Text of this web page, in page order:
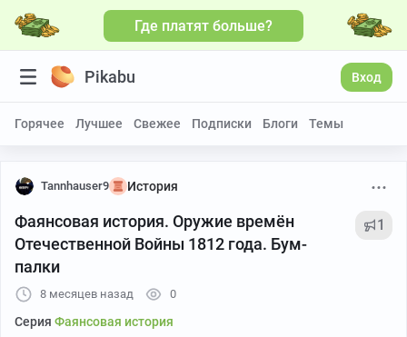
Где платят больше?
Pikabu Вход
Горячее Лучшее Свежее Подписки Блоги Темы
Tannhauser9 История
Фаянсовая история. Оружие времён
Отечественной Войны 1812 года. Бум-
палки
1
8 месяцев назад 0
Серия Фаянсовая история